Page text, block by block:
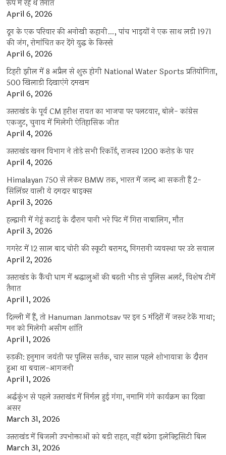
रूप में रहे थे तैनात
April 6, 2026
दून के एक परिवार की अनोखी कहानी…, पांच भाइयों ने एक साथ लड़ी 1971
की जंग, रोमांचित कर देंगे युद्ध के किस्से
April 6, 2026
टिहरी झील में 8 अप्रैल से शुरू होगी National Water Sports प्रतियोगिता,
500 खिलाड़ी दिखाएंगे दमखम
April 6, 2026
उत्तराखंड के पूर्व CM हरीश रावत का भाजपा पर पलटवार, बोले- कांग्रेस
एकजुट, चुनाव में मिलेगी ऐतिहासिक जीत
April 4, 2026
उत्तराखंड खनन विभाग ने तोड़े सभी रिकॉर्ड, राजस्व 1200 करोड़ के पार
April 4, 2026
Himalayan 750 से लेकर BMW तक, भारत में जल्द आ सकती हैं 2-
सिलिंडर वाली ये दमदार बाइक्स
April 3, 2026
हल्द्वानी में गेहूं कटाई के दौरान पानी भरे पिट में गिरा नाबालिग, मौत
April 3, 2026
गगरेट में 12 साल बाद चोरी की स्कूटी बरामद, निगरानी व्यवस्था पर उठे सवाल
April 2, 2026
उत्तराखंड के कैंची धाम में श्रद्धालुओं की बढ़ती भीड़ से पुलिस अलर्ट, विशेष टीमें
तैनात
April 1, 2026
दिल्ली में हैं, तो Hanuman Janmotsav पर इन 5 मंदिरों में जरूर टेकें माथा;
मन को मिलेगी असीम शांति
April 1, 2026
रुड़की: हनुमान जयंती पर पुलिस सर्तक, चार साल पहले शोभायात्रा के दौरान
हुआ था बवाल-आगजनी
April 1, 2026
अर्द्धकुंभ से पहले उत्तराखंड में निर्मल हुई गंगा, नमामि गंगे कार्यक्रम का दिखा
असर
March 31, 2026
उत्तराखंड में बिजली उपभोक्ताओं को बड़ी राहत, नहीं बढ़ेगा इलेक्ट्रिसिटी बिल
March 31, 2026